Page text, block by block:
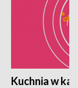
Kuchnia w